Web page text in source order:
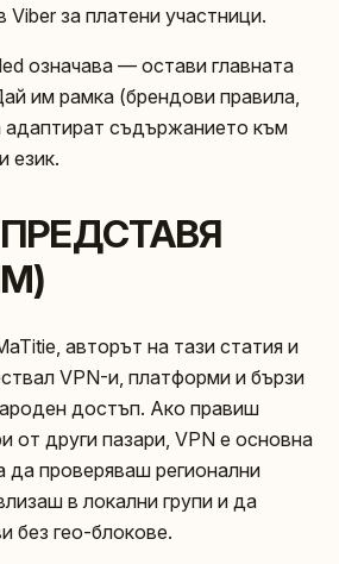
Viber за платени участници.
означава — остави главната
им рамка (брендови правила,
адаптират съдържанието към
език.
ПРЕДСТАВЯ
авторът на тази статия и
VPN-и, платформи и бързи
достъп. Ако правиш
от други пазари, VPN е основна
да проверяваш регионални
в локални групи и да
без гео-блокове.